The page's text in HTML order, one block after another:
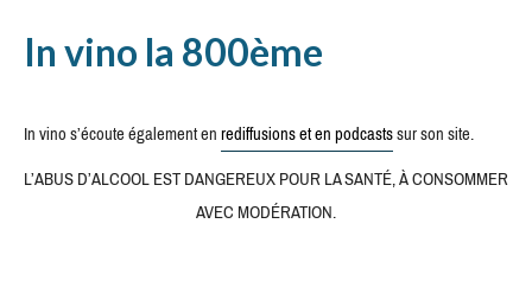
In vino la 800ème
In vino s’écoute également enrediffusions et en podcastssur son site.
L’ABUS D’ALCOOL EST DANGEREUX POUR LA SANTÉ, À CONSOMMER
AVEC MODÉRATION.